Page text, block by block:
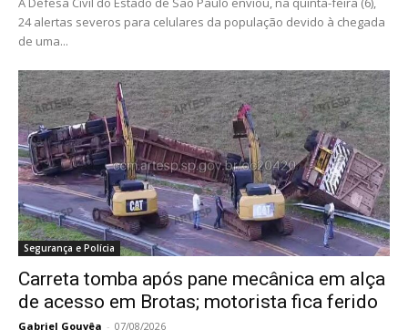
24 alertas severos para celulares da população devido à chegada
de uma...
Segurança e Polícia
Carreta tomba após pane mecânica em alça
de acesso em Brotas; motorista fica ferido
Gabriel Gouvêa - 07/08/2026